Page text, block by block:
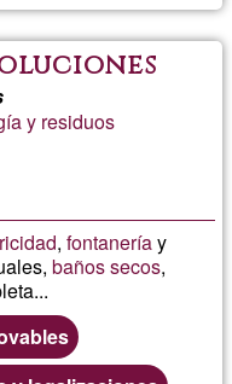
y residuos
,fontaneríay
baños secos,